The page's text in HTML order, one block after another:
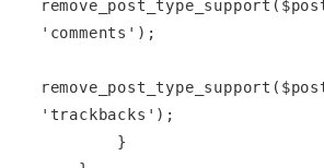
'comments');
'trackbacks');